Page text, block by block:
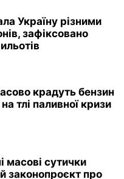
Україну різними
зафіксовано
крадуть бензин
тлі паливної кризи
масові сутички
законопроєкт про